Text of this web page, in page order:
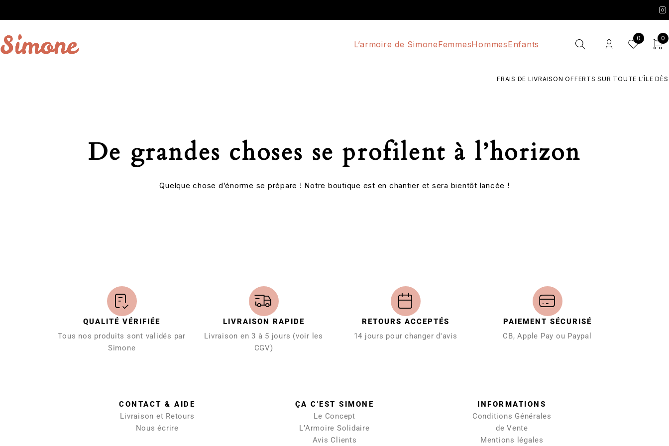
L’armoire de SimoneFemmesHommesEnfants
0 0
FRAIS DE LIVRAISON OFFERTS SUR TOUTE L'ÎLE
De grandes choses se profilent à l’horizon
Quelque chose d’énorme se prépare ! Notre boutique est en chantier et sera bientôt lancée !
QUALITÉ VÉRIFIÉE
Tous nos produits sont validés par
Simone
LIVRAISON RAPIDE
Livraison en 3 à 5 jours (voir les
CGV)
RETOURS ACCEPTÉS
14 jours pour changer d'avis
PAIEMENT SÉCURISÉ
CB, Apple Pay ou Paypal
CONTACT & AIDE
Livraison et Retours
Nous écrire
ÇA C'EST SIMONE
Le Concept
L’Armoire Solidaire
Avis Clients
INFORMATIONS
Conditions Générales
de Vente
Mentions légales